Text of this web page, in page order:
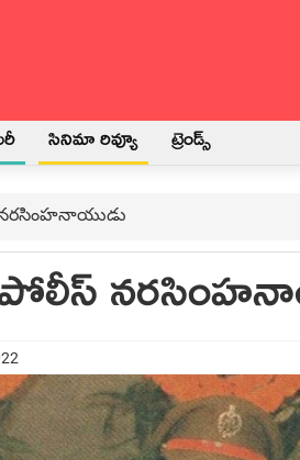
సినిమా రివ్యూ ట్రెండ్స్